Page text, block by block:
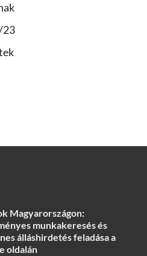
23
Magyarországon:
munkakeresés és
álláshirdetés feladása a
oldalán